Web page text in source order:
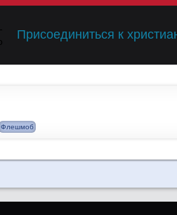
Присоединиться к
Флешмоб